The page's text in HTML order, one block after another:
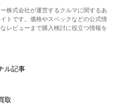
株式会社が運営するクルマに関するあ
トです。価格やスペックなどの公式情
レビューまで購入検討に役立つ情報を
ル記事
取